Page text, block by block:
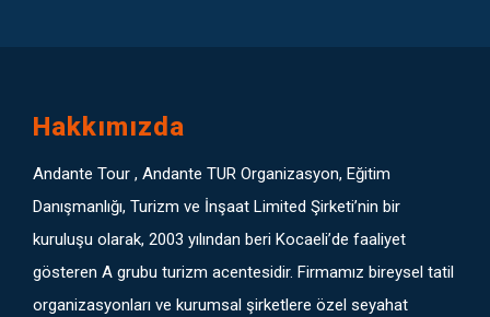
Hakkımızda
Andante Tour , Andante TUR Organizasyon, Eğitim
Danışmanlığı, Turizm ve İnşaat Limited Şirketi’nin bir
kuruluşu olarak, 2003 yılından beri Kocaeli’de faaliyet
gösteren A grubu turizm acentesidir. Firmamız bireysel tatil
organizasyonları ve kurumsal şirketlere özel seyahat